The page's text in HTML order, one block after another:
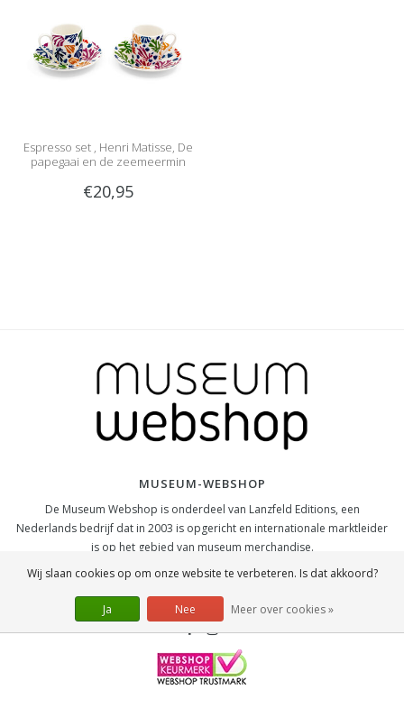
Espresso set , Henri Matisse, De
papegaai en de zeemeermin
€20,95
MUSEUM-WEBSHOP
De Museum Webshop is onderdeel van Lanzfeld Editions, een
Nederlands bedrijf dat in 2003 is opgericht en internationale marktleider
is op het gebied van museum merchandise.
Wij slaan cookies op om onze website te verbeteren. Is dat akkoord?
Ja Nee Meer over cookies »